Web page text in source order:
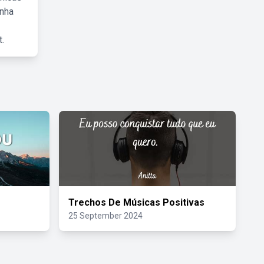
Trechos De Músicas Positivas
25 September 2024